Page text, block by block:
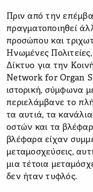
Πριν από την
πραγματοποιηθεί
προσώπου και
Ηνωμένες
Δίκτυο για την
Network for Organ
ιστορική, σύμφωνα
περιελάμβανε το
τα αυτιά, τα
οστών και τα
βλέφαρα είχαν
μεταμοσχεύσεις,
μια τέτοια
δεν ήταν τυφλός.